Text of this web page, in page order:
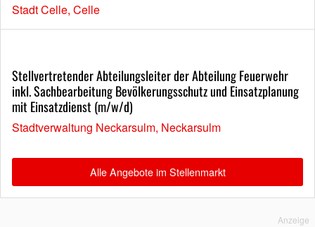
Stadt Celle, Celle
Stellvertretender Abteilungsleiter der Abteilung Feuerwehr
inkl. Sachbearbeitung Bevölkerungsschutz und Einsatzplanung
mit Einsatzdienst (m/w/d)
Stadtverwaltung Neckarsulm, Neckarsulm
Alle Angebote im Stellenmarkt
Anzeige